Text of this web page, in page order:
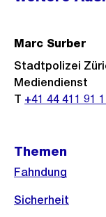
Marc Surber
Stadtpolizei
Mediendienst
T +41 44 411 91
Themen
Fahndung
Sicherheit